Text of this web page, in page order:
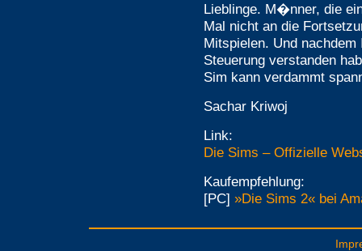
Lieblinge. M�nner, die
Mal nicht an die
Mitspielen. Und
Steuerung verstanden
Sim kann verdammt
Sachar Kriwoj
Link:
Die Sims – Offizielle
Kaufempfehlung:
[PC] »Die Sims 2« bei